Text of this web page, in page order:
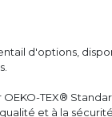
d'options,
TEX®
et à la